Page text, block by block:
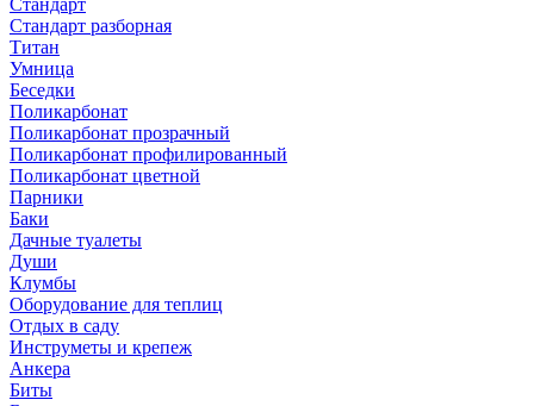
Стандарт
Стандарт разборная
Титан
Умница
Беседки
Поликарбонат
Поликарбонат прозрачный
Поликарбонат профилированный
Поликарбонат цветной
Парники
Баки
Дачные туалеты
Души
Клумбы
Оборудование для теплиц
Отдых в саду
Инструметы и крепеж
Анкера
Биты